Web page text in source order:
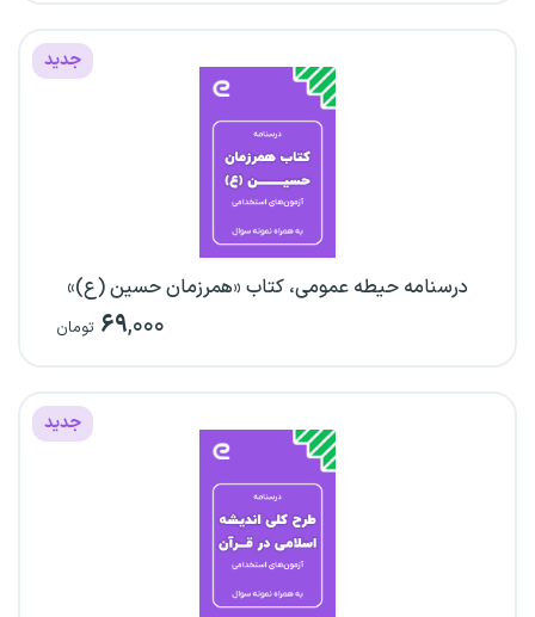
جدید
درسنامه حیطه عمومی، کتاب «همرزمان حسین (ع)»
۶۹,۰۰۰ تومان
جدید